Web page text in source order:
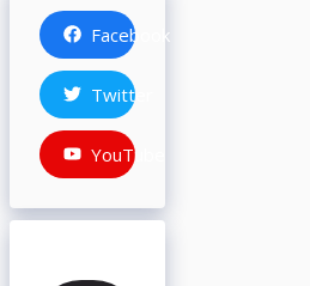
Facebook
Twitter
YouTube